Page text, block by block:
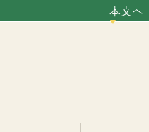
本文へ